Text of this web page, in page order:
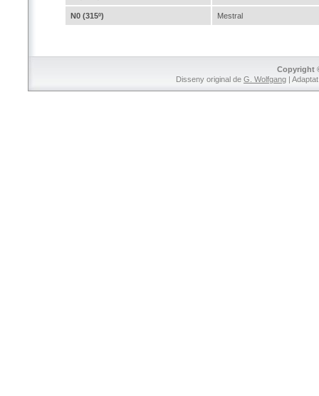
N0 (315º) Mestral
Copyright
Disseny original de G. Wolfgang |